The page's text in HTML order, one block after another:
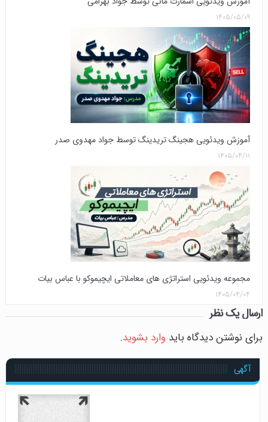
۱۴۰۵/۰۵/۰۹
آموزش ویدئویی هجینگ تریدینگ توسط جواد مهدوی صدر
۱۴۰۵/۰۴/۱۱
مجموعه ویدئویی استراتژی های معاملاتی ایچیموکو با عباس بیات
۱۴۰۵/۰۴/۰۴
ارسال یک نظر
برای نوشتن دیدگاه باید وارد بشوید.
آگهی